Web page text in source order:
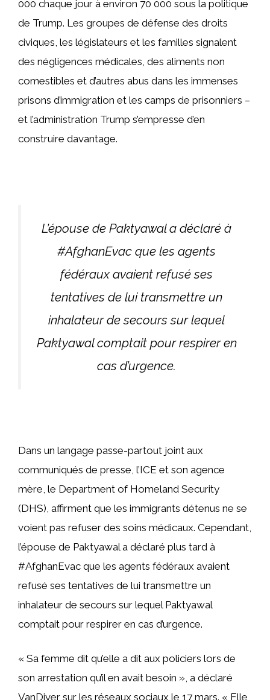
000 chaque jour à environ 70 000 sous la politique
de Trump. Les groupes de défense des droits
civiques, les législateurs et les familles signalent
des négligences médicales, des aliments non
comestibles et d’autres abus dans les immenses
prisons d’immigration et les camps de prisonniers –
et l’administration Trump s’empresse d’en
construire davantage.
L’épouse de Paktyawal a déclaré à
#AfghanEvac que les agents
fédéraux avaient refusé ses
tentatives de lui transmettre un
inhalateur de secours sur lequel
Paktyawal comptait pour respirer en
cas d’urgence.
Dans un langage passe-partout joint aux
communiqués de presse, l’ICE et son agence
mère, le Department of Homeland Security
(DHS), affirment que les immigrants détenus ne se
voient pas refuser des soins médicaux. Cependant,
l’épouse de Paktyawal a déclaré plus tard à
#AfghanEvac que les agents fédéraux avaient
refusé ses tentatives de lui transmettre un
inhalateur de secours sur lequel Paktyawal
comptait pour respirer en cas d’urgence.
« Sa femme dit qu’elle a dit aux policiers lors de
son arrestation qu’il en avait besoin », a déclaré
VanDiver sur les réseaux sociaux le 17 mars. « Elle